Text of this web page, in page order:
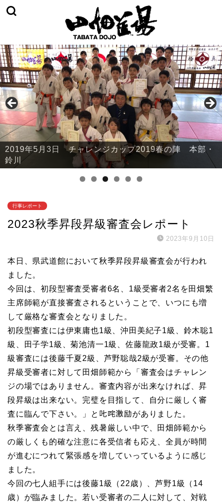
2019年5月3日 チャレンジカップ2019春の陣 山辺・
中山・大江
行事レポート
2023秋季昇段昇級審査会レポート
2023年9月10日
本日、県武道館において秋季昇段昇級審査会が行われ
ました。
今回は、初段型審査受審者6名、1級受審者2名を田畑繁
主席師範が直接審査されるということで、いつにも増
して厳格な審査会となりました。
初段型審査には伊東庸也1級、沖田美紀子1級、鈴木聡1
級、田子学1級、菊池清一1級、佐藤龍政1級が受審。1
級審査には後藤千夏2級、芦野聡哉2級が受審。その他
昇級受審者に対して田畑師範から「審査会はチャレン
ジの場ではありません。審査内容が出来なければ、昇
段昇級は出来ない。完璧を目指して、自分に厳しく審
査に臨んで下さい。」と𠮟咤激励がありました。
秋季審査会とは言え、残暑厳しい中で、田畑師範から
の厳しくも的確な注意に各受信者も応え、全員が時間
が進むにつれて緊張感を増していっているように感じ
ました。
今回の七人組手には後藤1級（22歳）、芦野1級（14
歳）が臨みました。若い受審者の二人に対して、対戦